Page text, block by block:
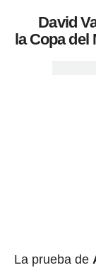
David
la Copa del
La prueba de